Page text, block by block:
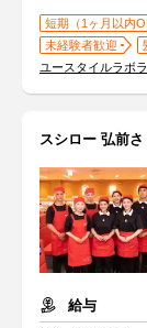
短期（1ヶ月以内
未経験者歓迎
ユースタイルラボ
スシロー 弘前
給与